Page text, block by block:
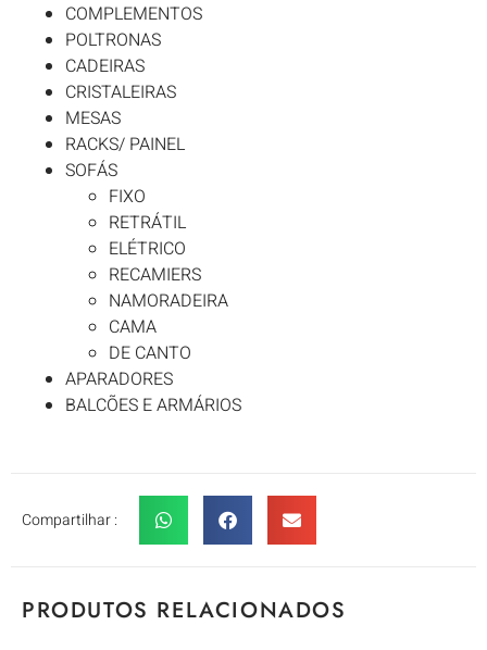
COMPLEMENTOS
POLTRONAS
CADEIRAS
CRISTALEIRAS
MESAS
RACKS/ PAINEL
SOFÁS
FIXO
RETRÁTIL
ELÉTRICO
RECAMIERS
NAMORADEIRA
CAMA
DE CANTO
APARADORES
BALCÕES E ARMÁRIOS
Compartilhar :
PRODUTOS RELACIONADOS